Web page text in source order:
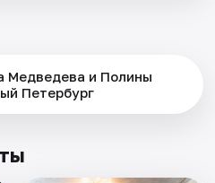
Медведева и Полины
Петербург